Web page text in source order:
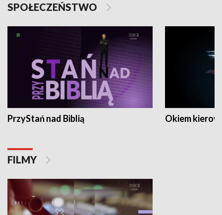
SPOŁECZEŃSTWO
PrzyStań nad Biblią Okiem
FILMY